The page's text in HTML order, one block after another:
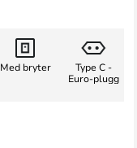
Med bryter
Type C -
Euro-plugg